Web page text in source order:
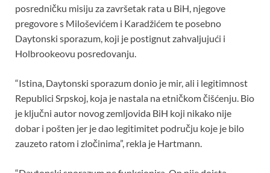
posredničku misiju za završetak rata u BiH, njegove
pregovore s Miloševićem i Karadžićem te posebno
Daytonski sporazum, koji je postignut zahvaljujući i
Holbrookeovu posredovanju.
“Istina, Daytonski sporazum donio je mir, ali i legitimnost
Republici Srpskoj, koja je nastala na etničkom čišćenju. Bio
je ključni autor novog zemljovida BiH koji nikako nije
dobar i pošten jer je dao legitimitet području koje je bilo
zauzeto ratom i zločinima”, rekla je Hartmann.